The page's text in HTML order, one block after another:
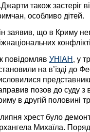
також застеріг
особливо дітей.
заявив, що в Криму
повідомляв УНІАН, у
на в’їзді до
позов до суду з
в другій половині
хрест було
Михаїла.